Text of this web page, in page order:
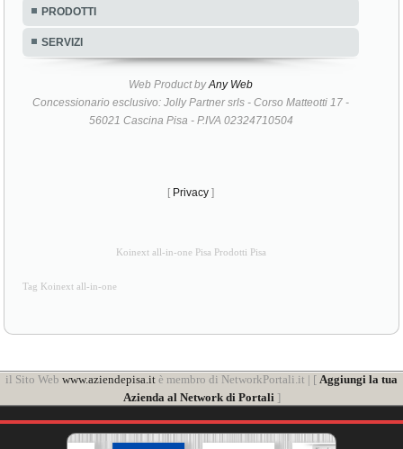
PRODOTTI
SERVIZI
Web Product byAny Web
Concessionario esclusivo: Jolly Partner srls - Corso Matteotti 17 -
56021 Cascina Pisa - P.IVA 02324710504
[ Privacy ]
Koinext all-in-one Pisa Prodotti Pisa
Tag Koinext all-in-one
il Sito Web www.aziendepisa.it è membro di NetworkPortali.it | [ Aggiungi la tua
Azienda al Network di Portali]